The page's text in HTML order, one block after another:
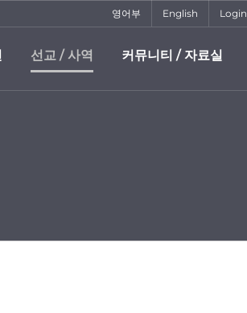
영어부 English Login
선교 / 사역 커뮤니티 / 자료실